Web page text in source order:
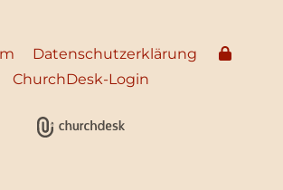
Datenschutzerklärung
ChurchDesk-Login